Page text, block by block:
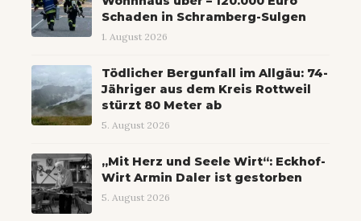
Schaden in Schramberg-Sulgen
1. August 2026
Tödlicher Bergunfall im Allgäu: 74-
Jähriger aus dem Kreis Rottweil
stürzt 80 Meter ab
5. August 2026
„Mit Herz und Seele Wirt“: Eckhof-
Wirt Armin Daler ist gestorben
5. August 2026